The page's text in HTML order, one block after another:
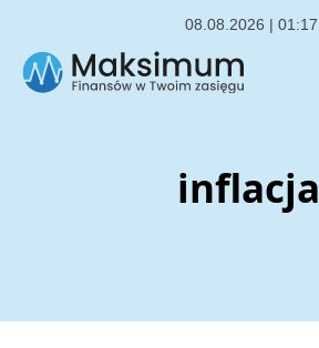
08.08.2026 | 01:17
inflacja